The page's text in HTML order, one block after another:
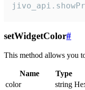
setWidgetColor#
This method allows you
Name Type
color
string